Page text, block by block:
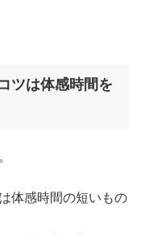
ツは体感時間を
体感時間の短いもの